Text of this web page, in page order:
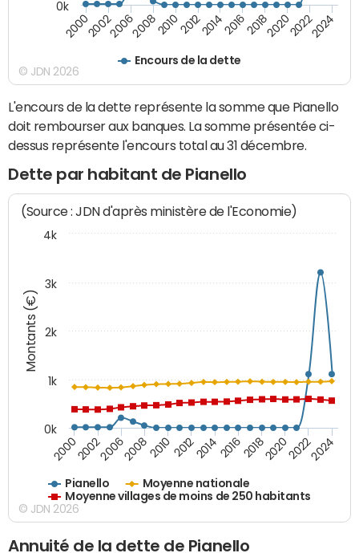
Encours de la dette
200020022006200820102012201420162018202020222024
0k
© JDN 2026
L'encours de la dette représente la somme que Pianello
doit rembourser aux banques. La somme présentée ci-
dessus représente l'encours total au 31 décembre.
Dette par habitant de Pianello
Montants (€)
(Source : JDN d'après ministère de l'Economie)
Pianello
Moyenne nationale
Moyenne villages de moins de 250 habitants
20002002200620082010 2012201420162018202020222024
0k
1k
2k
3k
4k
© JDN 2026
Annuité de la dette de Pianello